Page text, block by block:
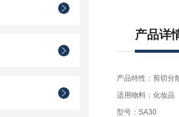
产品详
产品特性：剪切分
适用物料：化妆品
型号：SA30